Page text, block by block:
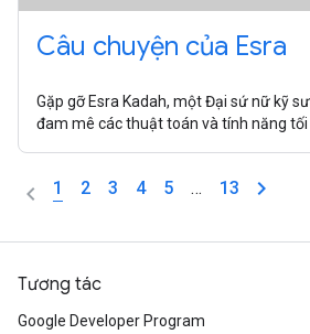
Câu chuyện của Esra
Gặp gỡ Esra Kadah, một Đại sứ nữ kỹ
đam mê các thuật toán và tính năng tối
1 2 3 4 5 … 13
Tương tác
Google Developer Program